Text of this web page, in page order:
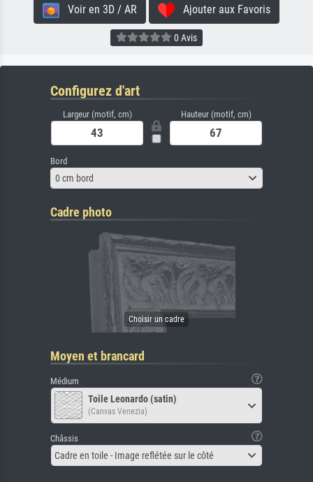
Voir en 3D / AR Ajouter aux Favoris
0 Avis
Configurez d'art
Largeur (motif, cm) Hauteur (motif, cm)
Bord
0 cm bord
Cadre photo
Moyen et brancard
Médium
Toile Leonardo (satin)
(Canvas Venezia)
Châssis
Cadre en toile - Image reflétée sur le côté